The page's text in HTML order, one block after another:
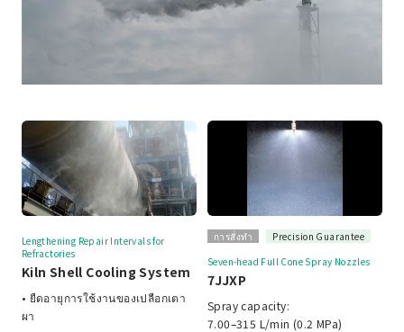
Lengthening Repair Intervals for
Refractories
Kiln Shell Cooling System
• ยืดอายุการใช้งานของเปลือกเตา
ผา
การสั่งทำ
Precision Guarantee
Seven-head Full Cone Spray Nozzles
7JJXP
Spray capacity:
7.00–315 L/min (0.2 MPa)